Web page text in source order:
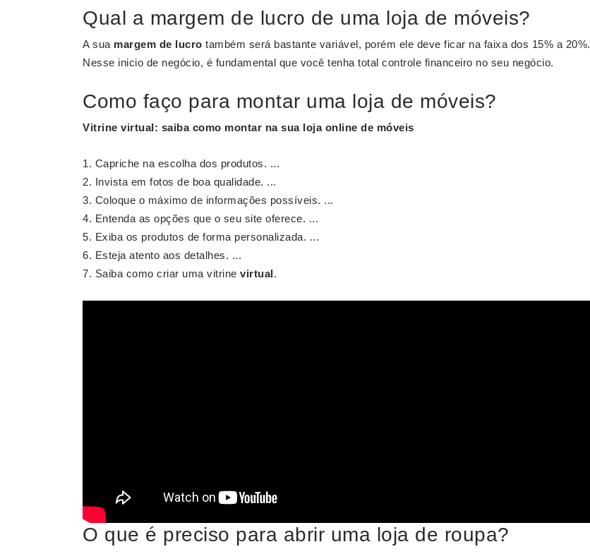
Qual a margem de lucro de uma loja de móveis?
A sua margem de lucro também será bastante variável, porém ele deve ficar na faixa dos 15% a 20%.
Nesse inicio de negócio, é fundamental que você tenha total controle financeiro no seu negócio.
Como faço para montar uma loja de móveis?
Vitrine virtual: saiba como montar na sua loja online de móveis
Capriche na escolha dos produtos. ...
Invista em fotos de boa qualidade. ...
Coloque o máximo de informações possíveis. ...
Entenda as opções que o seu site oferece. ...
Exiba os produtos de forma personalizada. ...
Esteja atento aos detalhes. ...
Saiba como criar uma vitrine virtual.
O que é preciso para abrir uma loja de roupa?